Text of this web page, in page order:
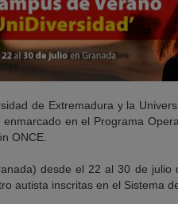
de Extremadura y la
enmarcado en el Programa
ONCE.
desde el 22 al 30 de
autista inscritas en el Sistema